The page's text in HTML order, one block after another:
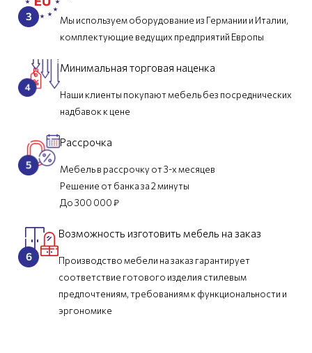
Мы используем оборудование из Германии и Италии,
комплектующие ведущих предприятий Европы
Минимальная торговая наценка
Наши клиенты покупают мебель без посреднических
надбавок к цене
Рассрочка
Мебель в рассрочку от 3-х месяцев
Решение от банка за 2 минуты
До 300 000 ₽
Возможность изготовить мебель на заказ
Производство мебели на заказ гарантирует
соответствие готового изделия стилевым
предпочтениям, требованиям к функциональности и
эргономике